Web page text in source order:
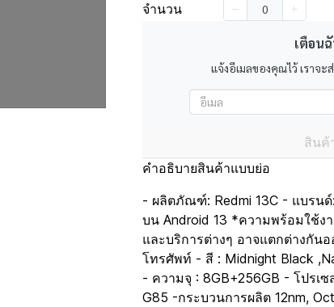
จำนวน
เตือน
แจ้งอีเมลของคุณไว้ เราจ
สินค้
คำอธิบายสินค้าแบบย่อ
- ผลิตภัณฑ์: Redmi 13C - แบรน
บน Android 13 *ความพร้อมใช้
และบริการต่างๆ อาจแตกต่างกัน
โทรศัพท์ - สี : Midnight Black
- ความจุ : 8GB+256GB - โปรเซ
G85 -กระบวนการผลิต 12nm,